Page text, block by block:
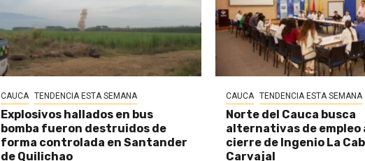
CAUCA TENDENCIA ESTA SEMANA
Explosivos hallados en bus
bomba fueron destruidos de
forma controlada en Santander
de Quilichao
CAUCA TENDENCIA ESTA SEMANA
Norte del Cauca busca
alternativas de empleo
cierre de Ingenio La
Carvajal